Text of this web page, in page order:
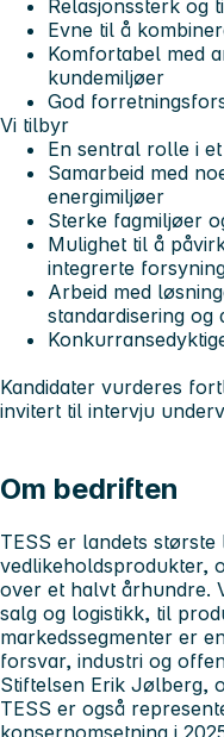
Relasjonssterk og
Evne til å
Komfortabel med
kundemiljøer
God
Vi tilbyr
En sentral rolle i
Samarbeid med
energimiljøer
Sterke fagmiljøer
Mulighet til å
integrerte
Arbeid med
standardisering og
Kandidater vurderes
invitert til intervju
Om bedriften
TESS er landets
vedlikeholdsprodukter,
over et halvt århundre.
salg og logistikk, til
markedssegmenter er
forsvar, industri og
Stiftelsen Erik Jølberg,
TESS er også